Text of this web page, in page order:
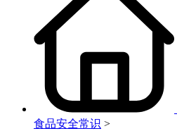
食品安全常识 >